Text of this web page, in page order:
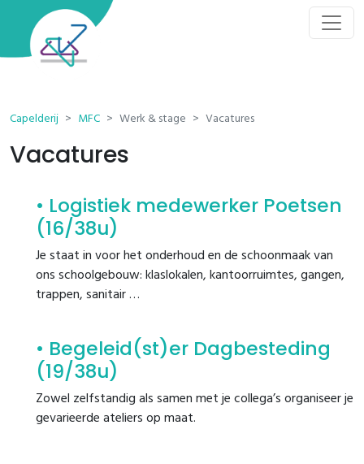
Browser wordt niet ondersteund
We raden je aan om onze website te bezoeken
Google Chrome
Firefox
Microsoft Edge
Opera
Download
Capelderij MFC Werk & stage Vacatures
Vacatures
Logistiek medewerker Poetsen
(16/38u)
Je staat in voor het onderhoud en de schoonmaak van
ons schoolgebouw: klaslokalen, kantoorruimtes, gangen,
trappen, sanitair …
Begeleid(st)er Dagbesteding
(19/38u)
Zowel zelfstandig als samen met je collega’s organiseer je
gevarieerde ateliers op maat.